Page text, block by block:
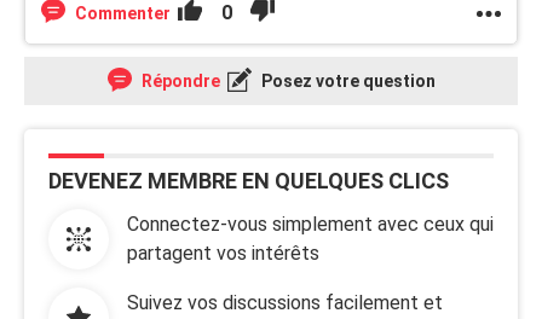
Commenter 0
Répondre Posez votre question
DEVENEZ MEMBRE EN QUELQUES CLICS
Connectez-vous simplement avec ceux qui
partagent vos intérêts
Suivez vos discussions facilement et